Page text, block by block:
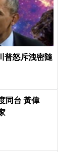
普怒斥洩密隨
同台 黃偉